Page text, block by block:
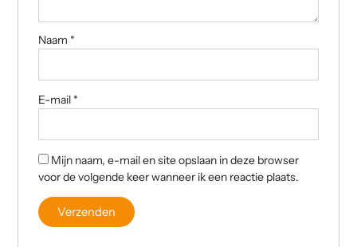
Naam *
E-mail *
Mijn naam, e-mail en site opslaan in deze browser
voor de volgende keer wanneer ik een reactie plaats.